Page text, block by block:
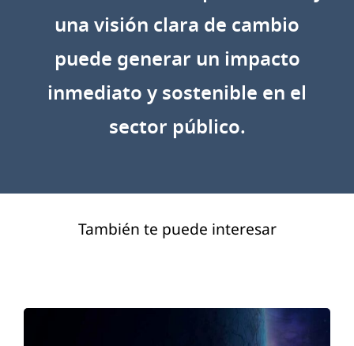
una visión clara de cambio
puede generar un impacto
inmediato y sostenible en el
sector público.
También te puede interesar